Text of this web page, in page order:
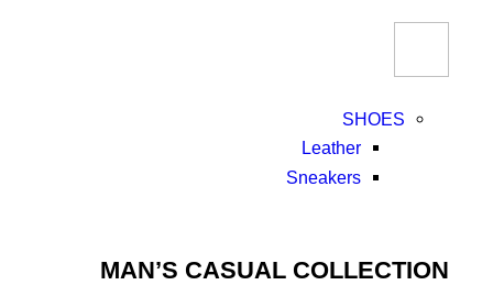
SHOES
Leather
Sneakers
MAN’S CASUAL COLLECTION